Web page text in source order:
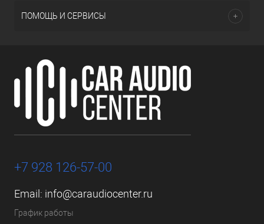
ПОМОЩЬ И СЕРВИСЫ
+7 928 126-57-00
Email: info@caraudiocenter.ru
График работы